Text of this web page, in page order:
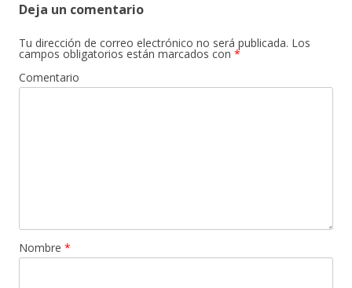
Deja un comentario
Tu dirección de correo electrónico no será publicada. Los
campos obligatorios están marcados con *
Comentario
Nombre *